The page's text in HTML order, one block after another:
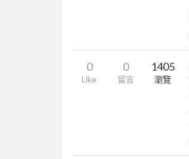
0
Like
0
留言
1405
瀏覽